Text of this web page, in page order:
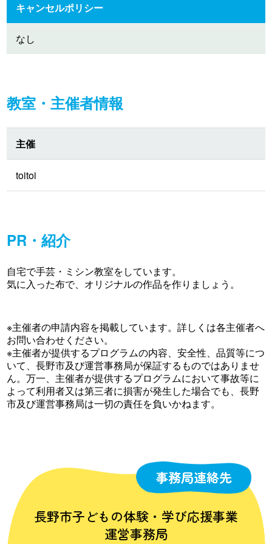
キャンセルポリシー
なし
教室・主催者情報
主催
toitoi
PR・紹介
自宅で手芸・ミシン教室をしています。
気に入った布で、オリジナルの作品を作りましょう。
※主催者の申請内容を掲載しています。詳しくは各主催者へ
お問い合わせください。
※主催者が提供するプログラムの内容、安全性、品質等につ
いて、長野市及び運営事務局が保証するものではありませ
ん。万一、主催者が提供するプログラムにおいて事故等に
よって利用者又は第三者に損害が発生した場合でも、長野
市及び運営事務局は一切の責任を負いかねます。
事務局連絡先
長野市子どもの体験・学び応援事業
運営事務局